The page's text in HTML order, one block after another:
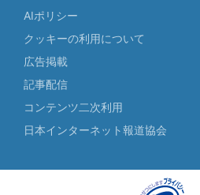
AIポリシー
クッキーの利用について
広告掲載
記事配信
コンテンツ二次利用
日本インターネット報道協会